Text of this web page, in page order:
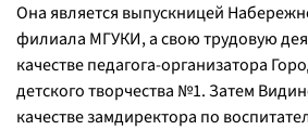
Она является выпускницей
филиала МГУКИ, а свою трудовую
качестве педагога-организатора
детского творчества №1. Затем
качестве замдиректора по